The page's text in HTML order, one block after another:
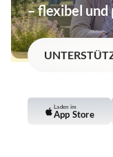
Oder direkt die
App Store
– flexibel und
Laden im
App Store